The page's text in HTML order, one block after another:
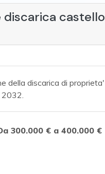
discarica castello
della discarica di proprieta'
2032.
300.000 € a 400.000 €